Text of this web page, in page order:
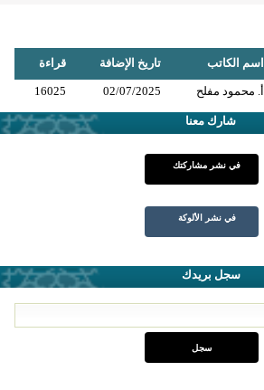
اسم الكاتب تاريخ الإضافة قراءة
أ. محمود مفلح 02/07/2025
16025
شارك معنا
في نشر مشاركتك
في نشر الألوكة
سجل بريدك